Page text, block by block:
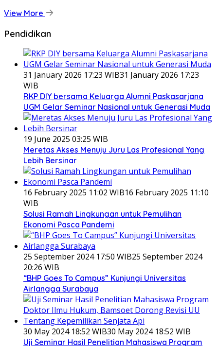
View More
Pendidikan
31 January 2026 17:23 WIB31 January 2026 17:23
WIB
RKP DIY bersama Keluarga Alumni Paskasarjana
UGM Gelar Seminar Nasional untuk Generasi Muda
19 June 2025 03:25 WIB
Meretas Akses Menuju Juru Las Profesional Yang
Lebih Bersinar
16 February 2025 11:02 WIB16 February 2025 11:10
WIB
Solusi Ramah Lingkungan untuk Pemulihan
Ekonomi Pasca Pandemi
25 September 2024 17:50 WIB25 September 2024
20:26 WIB
“BHP Goes To Campus” Kunjungi Universitas
Airlangga Surabaya
30 May 2024 18:52 WIB30 May 2024 18:52 WIB
Uji Seminar Hasil Penelitian Mahasiswa Program